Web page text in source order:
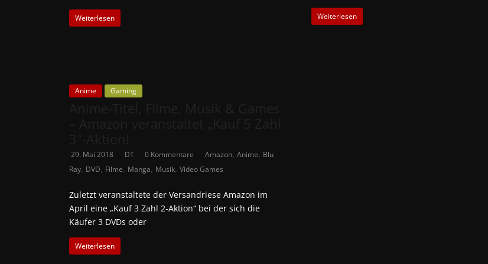
Weiterlesen Weiterlesen
Anime Gaming
29. Mai 2018 DT 0 Kommentare Amazon, Anime, Blu
Ray, DVD, Filme, Manga, Musik, Video Games
Zuletzt veranstaltete der Versandriese Amazon im
April eine „Kauf 3 Zahl 2-Aktion“ bei der sich die
Käufer 3 DVDs oder
Weiterlesen